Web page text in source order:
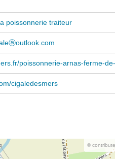
poissonnerie traiteur
poissonnerie-arnas-ferme-
cigaledesmers
©